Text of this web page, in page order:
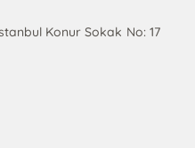
Konur Sokak No: 17